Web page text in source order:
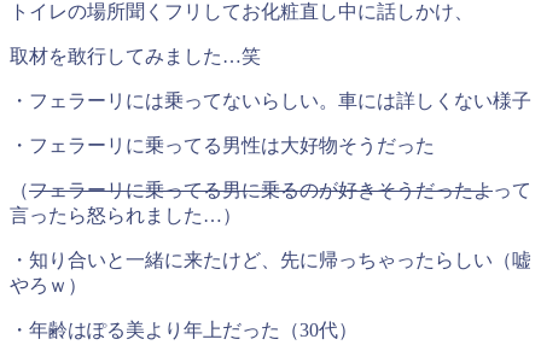
トイレの場所聞くフリしてお化粧直し中に話しかけ、
取材を敢行してみました…笑
・フェラーリには乗ってないらしい。車には詳しくない様子
・フェラーリに乗ってる男性は大好物そうだった
（フェラーリに乗ってる男に乗るのが好きそうだったよって
言ったら怒られました…）
・知り合いと一緒に来たけど、先に帰っちゃったらしい（嘘
やろｗ）
・年齢はぽる美より年上だった（30代）